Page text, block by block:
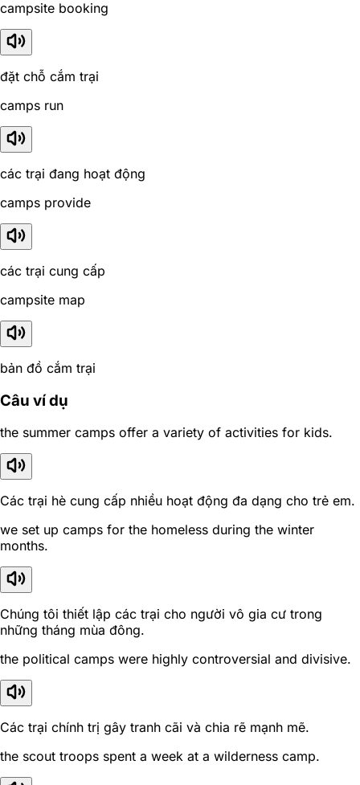
campsite booking
đặt chỗ cắm trại
camps run
các trại đang hoạt động
camps provide
các trại cung cấp
campsite map
bản đồ cắm trại
Câu ví dụ
the summer camps offer a variety of activities for kids.
Các trại hè cung cấp nhiều hoạt động đa dạng cho trẻ em.
we set up camps for the homeless during the winter
months.
Chúng tôi thiết lập các trại cho người vô gia cư trong
những tháng mùa đông.
the political camps were highly controversial and divisive.
Các trại chính trị gây tranh cãi và chia rẽ mạnh mẽ.
the scout troops spent a week at a wilderness camp.